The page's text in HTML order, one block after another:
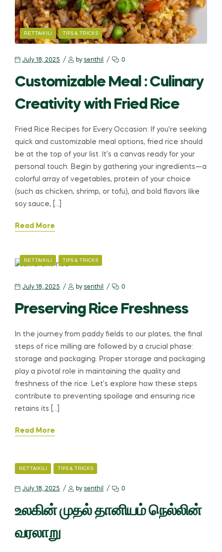
RETTAIKILI TIPS & TRICKS
July 18, 2025 by senthil 0
Customizable Meal : Culinary
Creativity with Fried Rice
Fried Rice Recipes for Every Occasion: If you’re seeking
quick and customizable meal options, fried rice should
be at the top of your list. It’s a canvas ready for your
personal touch. Begin by gathering your ingredients—a
colorful array of vegetables, protein of your choice
(such as chicken, shrimp, or tofu), and bold flavors like
soy sauce, […]
Read More
RETTAIKILI TIPS & TRICKS
July 18, 2025 by senthil 0
Preserving Rice Freshness
In the journey from paddy fields to our plates, the final
steps of rice milling are followed by a crucial phase:
storage and packaging. Proper storage and packaging
play a pivotal role in maintaining the quality and
freshness of the rice. Let’s explore how these steps
contribute to preventing spoilage and ensuring rice
retains its […]
Read More
RETTAIKILI TIPS & TRICKS
July 18, 2025 by senthil 0
உலகின் முதல் தானியம் நெல்லின்
வரலாறு